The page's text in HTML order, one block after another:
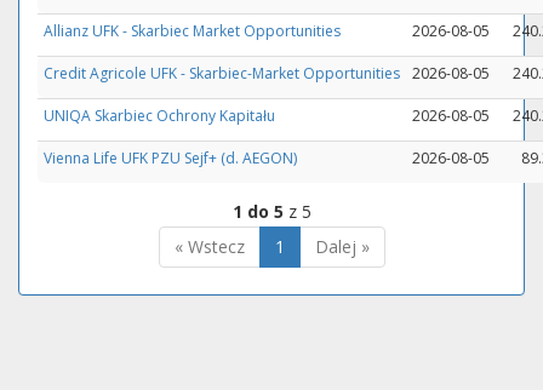
Allianz UFK - Skarbiec Market Opportunities 2026-08-05
Credit Agricole UFK - Skarbiec-Market Opportunities 2026-08-05
UNIQA Skarbiec Ochrony Kapitału 2026-08-05
Vienna Life UFK PZU Sejf+ (d. AEGON) 2026-08-05
1 do 5 z 5
« Wstecz
1 Dalej »